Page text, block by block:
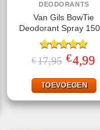
DEODORANTS
Van Gils BowTie
Deodorant Spray
Gewaardeerd
5.00 uit 5
€17,95
prijs
€17,95.
€4,99
TOEVOEGEN